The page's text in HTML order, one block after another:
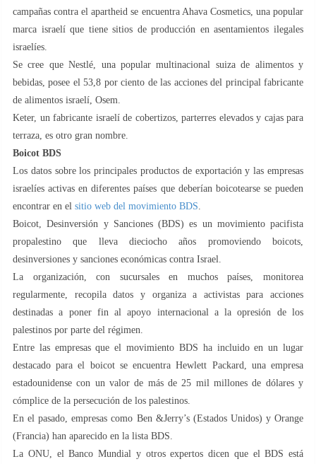
campañas contra el apartheid se encuentra Ahava Cosmetics, una popular
marca israelí que tiene sitios de producción en asentamientos ilegales
israelíes.
Se cree que Nestlé, una popular multinacional suiza de alimentos y
bebidas, posee el 53,8 por ciento de las acciones del principal fabricante
de alimentos israelí, Osem.
Keter, un fabricante israelí de cobertizos, parterres elevados y cajas para
terraza, es otro gran nombre.
Boicot BDS
Los datos sobre los principales productos de exportación y las empresas
israelíes activas en diferentes países que deberían boicotearse se pueden
encontrar en el sitio web del movimiento BDS
Boicot, Desinversión y Sanciones (BDS) es un movimiento pacifista
propalestino que lleva dieciocho años promoviendo boicots,
desinversiones y sanciones económicas contra Israel.
La organización, con sucursales en muchos países, monitorea
regularmente, recopila datos y organiza a activistas para acciones
destinadas a poner fin al apoyo internacional a la opresión de los
palestinos por parte del régimen.
Entre las empresas que el movimiento BDS ha incluido en un lugar
destacado para el boicot se encuentra Hewlett Packard, una empresa
estadounidense con un valor de más de 25 mil millones de dólares y
cómplice de la persecución de los palestinos.
En el pasado, empresas como Ben &Jerry’s (Estados Unidos) y Orange
(Francia) han aparecido en la lista BDS.
La ONU, el Banco Mundial y otros expertos dicen que el BDS está